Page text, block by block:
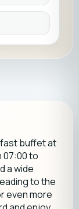
buffet at
07:00 to
a wide
to the
even more